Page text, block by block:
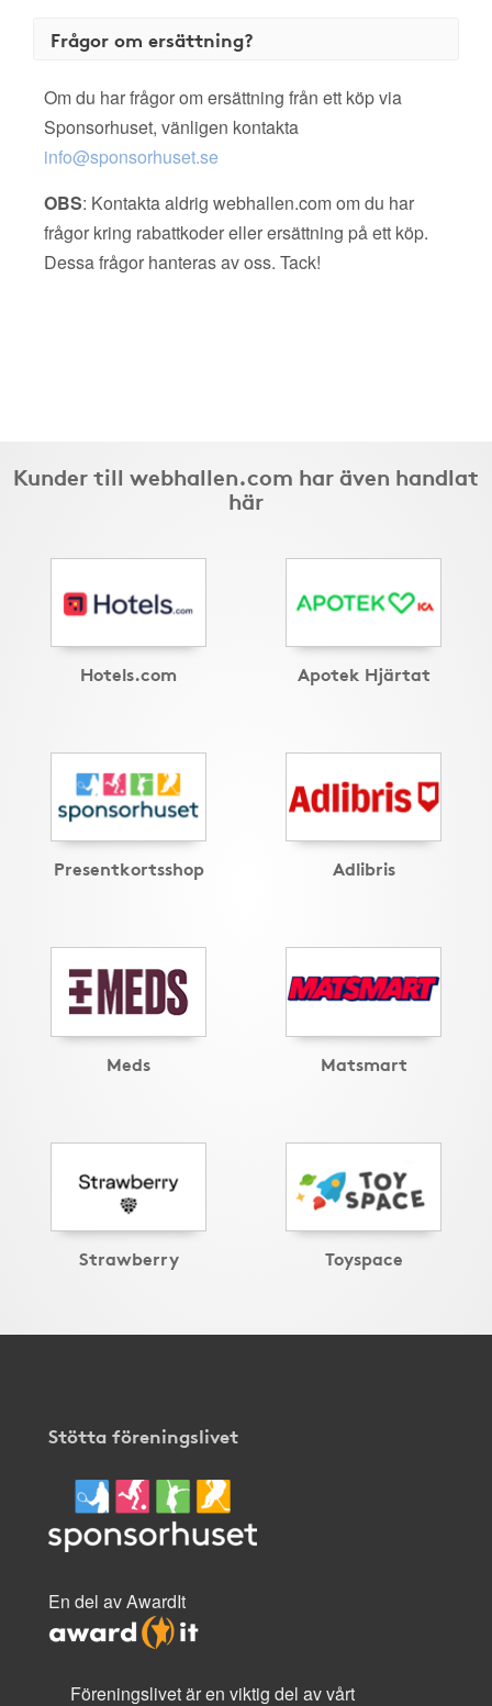
Frågor om ersättning?
Om du har frågor om ersättning från ett köp via
Sponsorhuset, vänligen kontakta
info@sponsorhuset.se
OBS: Kontakta aldrig webhallen.com om du har
frågor kring rabattkoder eller ersättning på ett köp.
Dessa frågor hanteras av oss. Tack!
Kunder till webhallen.com har även handlat
här
Hotels.com Apotek Hjärtat
Presentkortsshop Adlibris
Meds Matsmart
Strawberry Toyspace
Stötta föreningslivet
En del av AwardIt
Föreningslivet är en viktig del av vårt